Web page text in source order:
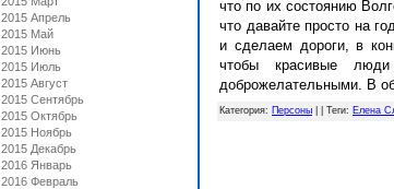
2015 Апрель
2015 Май
2015 Июнь
2015 Июль
2015 Август
2015 Сентябрь
2015 Октябрь
2015 Ноябрь
2015 Декабрь
2016 Январь
2016 Февраль
что по их состоянию
что давайте просто на
и сделаем дороги, в
чтобы красивые
доброжелательными. В
Категория: Персоны Теги: Елена